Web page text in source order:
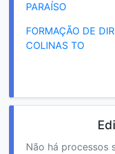
PARAÍSO
FORMAÇÃO DE
COLINAS TO
Não há processos